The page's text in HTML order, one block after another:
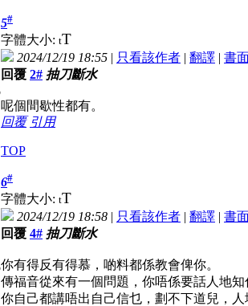
5#
字體大小: tT
2024/12/19 18:55 | 只看該作者 | 翻譯 | 書
回覆 2# 抽刀斷水
呢個間歇性都有。
回覆 引用
TOP
6#
字體大小: tT
2024/12/19 18:58 | 只看該作者 | 翻譯 | 書
回覆 4# 抽刀斷水
你有得反有得慕，啲料都係教會俾你。
傳福音從來有一個問題，你唔係要話人地
你自己都講唔出自己信乜，劃不下道兒，